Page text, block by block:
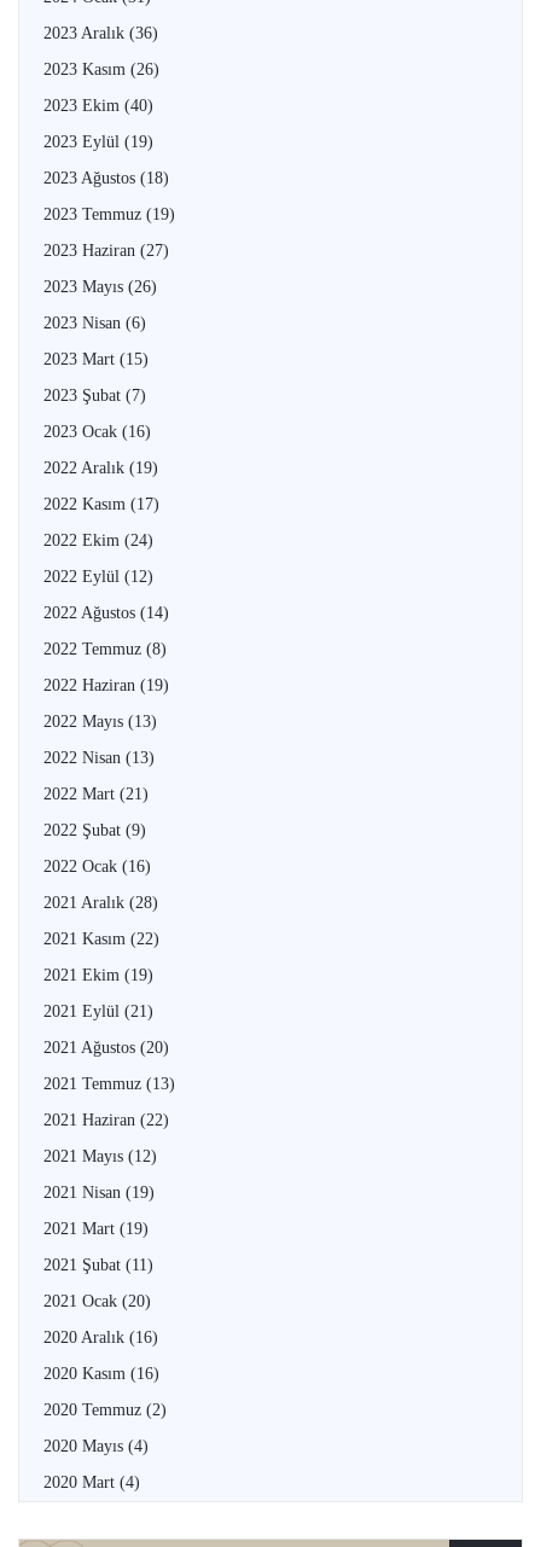
2023 Aralık (36)
2023 Kasım (26)
2023 Ekim (40)
2023 Eylül (19)
2023 Ağustos (18)
2023 Temmuz (19)
2023 Haziran (27)
2023 Mayıs (26)
2023 Nisan (6)
2023 Mart (15)
2023 Şubat (7)
2023 Ocak (16)
2022 Aralık (19)
2022 Kasım (17)
2022 Ekim (24)
2022 Eylül (12)
2022 Ağustos (14)
2022 Temmuz (8)
2022 Haziran (19)
2022 Mayıs (13)
2022 Nisan (13)
2022 Mart (21)
2022 Şubat (9)
2022 Ocak (16)
2021 Aralık (28)
2021 Kasım (22)
2021 Ekim (19)
2021 Eylül (21)
2021 Ağustos (20)
2021 Temmuz (13)
2021 Haziran (22)
2021 Mayıs (12)
2021 Nisan (19)
2021 Mart (19)
2021 Şubat (11)
2021 Ocak (20)
2020 Aralık (16)
2020 Kasım (16)
2020 Temmuz (2)
2020 Mayıs (4)
2020 Mart (4)